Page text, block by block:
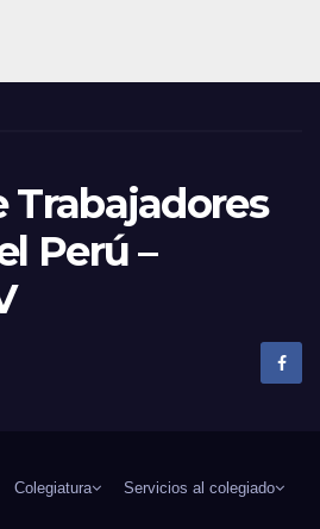
Trabajadores
Perú –
Colegiatura Servicios al colegiado